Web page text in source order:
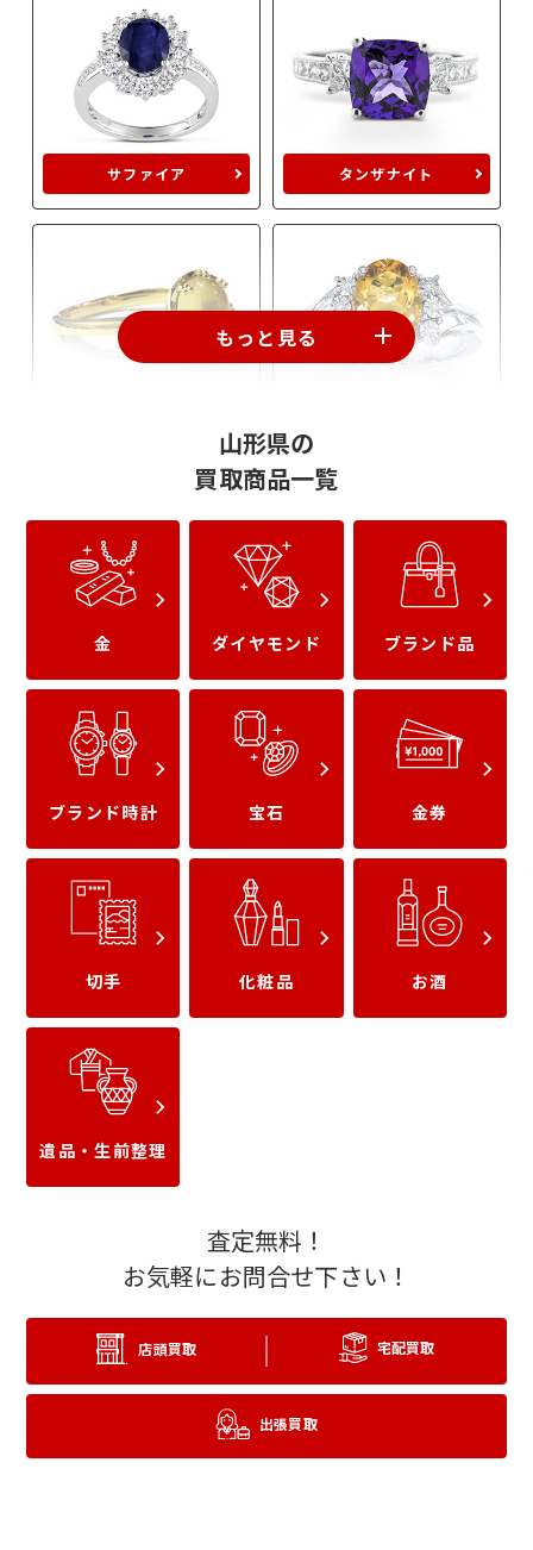
サファイア タンザナイト
翡翠
アレキサンドライト
トパーズ アイオライト
もっと見る
山形県の
買取商品一覧
金 ダイヤモンド ブランド品
ブランド時計 宝石 金券
切手 化粧品 お酒
遺品・生前整理
査定無料！
お気軽にお問合せ下さい！
店頭買取 宅配買取
出張買取